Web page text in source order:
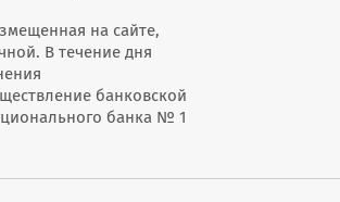
на сайте,
В течение дня
банковской
банка № 1